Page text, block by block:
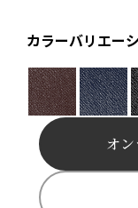
カラーバリエー
オ